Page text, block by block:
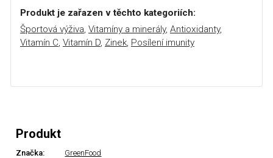
Produkt je zařazen v těchto kategoriích:
Športová výživa, Vitamíny a minerály, Antioxidanty,
Vitamín C, Vitamín D, Zinek, Posílení imunity
Produkt
Značka:
GreenFood